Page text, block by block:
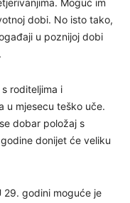
Moguć im
dobi. No isto tako,
u poznijoj dobi
roditeljima i
u mjesecu teško uče.
dobar položaj s
donijet će veliku
29. godini moguće je